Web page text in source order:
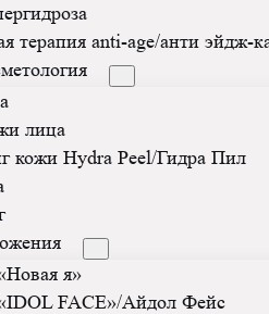
терапия anti-age/анти эйдж-
лица
кожи Hydra Peel/Гидра Пил
я»
FACE»/Айдол Фейс